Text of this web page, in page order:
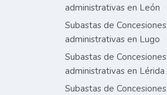
administrativas en León
Subastas de Concesiones
administrativas en Lugo
Subastas de Concesiones
administrativas en Lérida
Subastas de Concesiones